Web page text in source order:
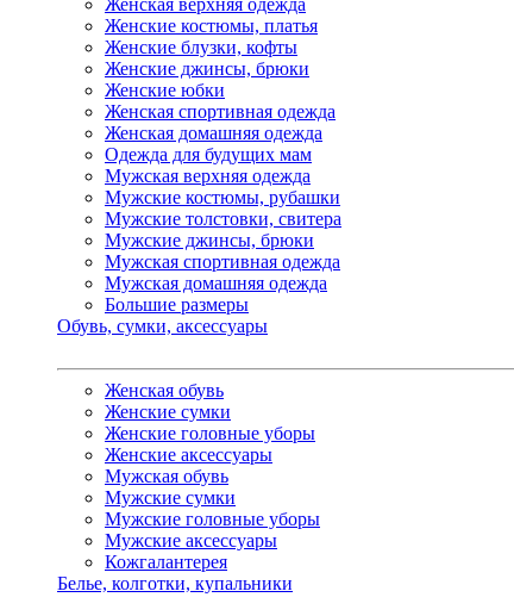
Женские костюмы, платья
Женские блузки, кофты
Женские джинсы, брюки
Женские юбки
Женская спортивная одежда
Женская домашняя одежда
Одежда для будущих мам
Мужская верхняя одежда
Мужские костюмы, рубашки
Мужские толстовки, свитера
Мужские джинсы, брюки
Мужская спортивная одежда
Мужская домашняя одежда
Большие размеры
Обувь, сумки, аксессуары
Женская обувь
Женские сумки
Женские головные уборы
Женские аксессуары
Мужская обувь
Мужские сумки
Мужские головные уборы
Мужские аксессуары
Кожгалантерея
Белье, колготки, купальники